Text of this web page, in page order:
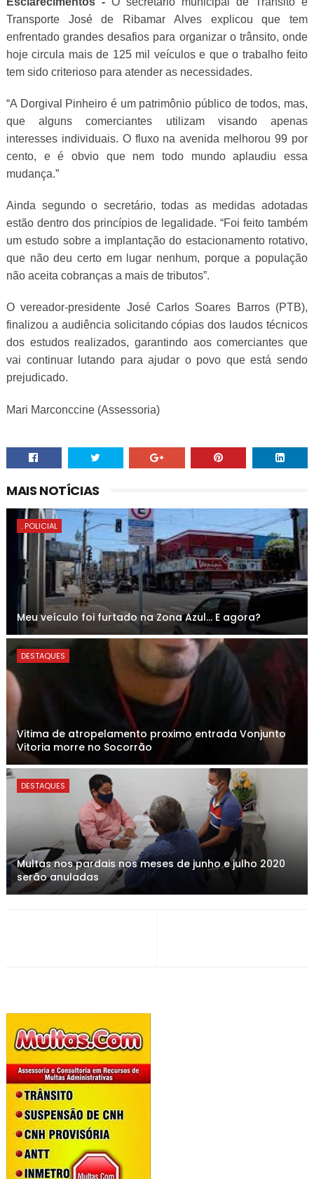
Transporte José de Ribamar Alves explicou que tem
enfrentado grandes desafios para organizar o trânsito, onde
hoje circula mais de 125 mil veículos e que o trabalho feito
tem sido criterioso para atender as necessidades.
“A Dorgival Pinheiro é um patrimônio público de todos, mas,
que alguns comerciantes utilizam visando apenas
interesses individuais. O fluxo na avenida melhorou 99 por
cento, e é obvio que nem todo mundo aplaudiu essa
mudança.”
Ainda segundo o secretário, todas as medidas adotadas
estão dentro dos princípios de legalidade. “Foi feito também
um estudo sobre a implantação do estacionamento rotativo,
que não deu certo em lugar nenhum, porque a população
não aceita cobranças a mais de tributos”.
O vereador-presidente José Carlos Soares Barros (PTB),
finalizou a audiência solicitando cópias dos laudos técnicos
dos estudos realizados, garantindo aos comerciantes que
vai continuar lutando para ajudar o povo que está sendo
prejudicado.
Mari Marconccine (Assessoria)
MAIS NOTÍCIAS
. POLICIAL
Meu veículo foi furtado na Zona Azul... E agora?
DESTAQUES
Vitima de atropelamento proximo entrada Vonjunto
Vitoria morre no Socorrão
DESTAQUES
Multas nos pardais nos meses de junho e julho 2020
serão anuladas